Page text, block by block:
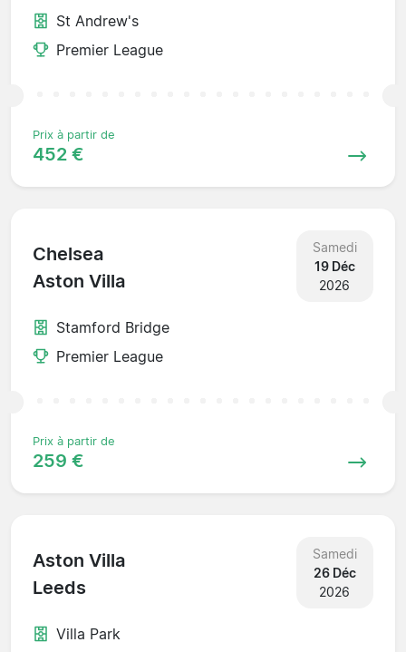
St Andrew's
Premier League
Prix à partir de
452 €
Chelsea
Aston Villa
Samedi
19 Déc
2026
Stamford Bridge
Premier League
Prix à partir de
259 €
Aston Villa
Leeds
Samedi
26 Déc
2026
Villa Park